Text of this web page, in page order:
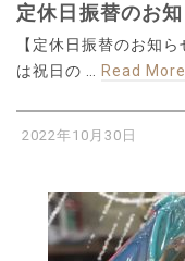
定休日振替のお
【定休日振替のお知
は祝日の …
Read More
2022年10月30日